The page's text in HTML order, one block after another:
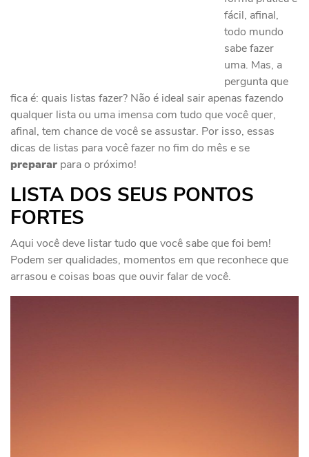
fácil, afinal,
todo mundo
sabe fazer
uma. Mas, a
pergunta que
fica é: quais listas fazer? Não é ideal sair apenas fazendo
qualquer lista ou uma imensa com tudo que você quer,
afinal, tem chance de você se assustar. Por isso, essas
dicas de listas para você fazer no fim do mês e se
preparar para o próximo!
LISTA DOS SEUS PONTOS
FORTES
Aqui você deve listar tudo que você sabe que foi bem!
Podem ser qualidades, momentos em que reconhece que
arrasou e coisas boas que ouvir falar de você.